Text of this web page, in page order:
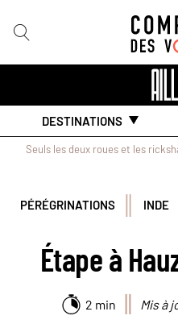
DESTINATIONS
Seuls les deux roues et les
PÉRÉGRINATIONS INDE
Étape à
2 min
Mis à